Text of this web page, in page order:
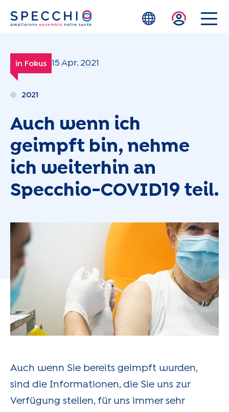
Zum Hauptinhalt springen
in Fokus 15 Apr. 2021
2021
Auch wenn ich
geimpft bin, nehme
ich weiterhin an
Specchio-COVID19 teil.
Auch wenn Sie bereits geimpft wurden,
sind die Informationen, die Sie uns zur
Verfügung stellen, für uns immer sehr